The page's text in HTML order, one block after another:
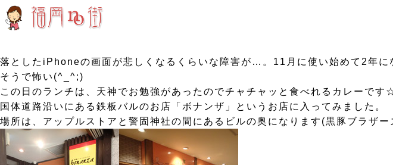
落としたiPhoneの画面が悲しくなるくらいな障害が…。11月に使い始めて2年
そうで怖い(^_^;)
この日のランチは、天神でお勉強があったのでチャチャッと食べれるカレーです
国体道路沿いにある鉄板バルのお店「ボナンザ」というお店に入ってみました。
場所は、アップルストアと警固神社の間にあるビルの奥になります(黒豚ブラザー